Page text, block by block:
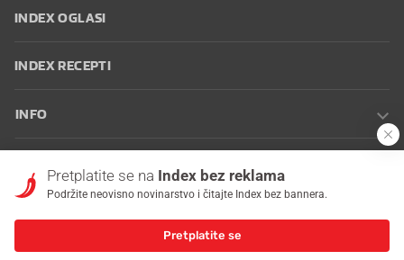
INDEX OGLASI
INDEX RECEPTI
INFO
korištenja
Postavke kolačića
© 2026 Index
Pretplatite se na Index bez reklama
Podržite neovisno novinarstvo i čitajte Index bez bannera.
Pretplatite se